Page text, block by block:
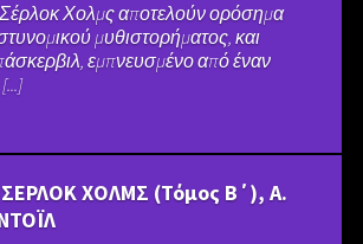
Σέρλοκ Χολµς αποτελούν ορόσηµα
µυθιστορήµατος, και
εµπνευσµένο από έναν
ΧΟΛΜΣ (Τόμος Β΄), Α.